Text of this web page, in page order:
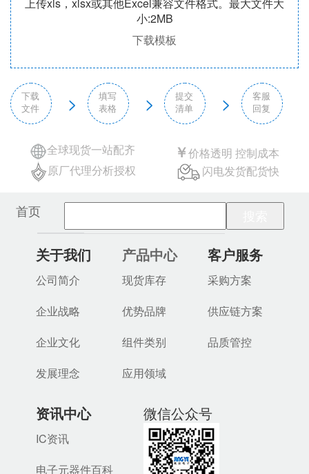
上传xls，xlsx或其他Excel兼容文件格式。最大文件大
小:2MB
下载模板
下载
文件
>
填写
表格
>
提交
清单
>
客服
回复
全球现货一站配齐 ￥价格透明 控制成本
原厂代理分析授权
闪电发货配货快
首页
关于我们
公司简介
企业战略
企业文化
发展理念
产品中心
现货库存
优势品牌
组件类别
应用领域
客户服务
采购方案
供应链方案
品质管控
资讯中心
IC资讯
电子元器件百科
微信公众号